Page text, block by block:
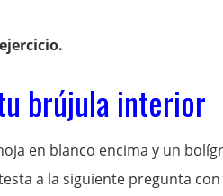
brújula interior
en blanco encima y un
a la siguiente pregunta